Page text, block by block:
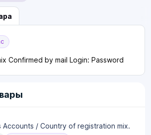
Confirmed by mail Login: Password
Accounts / Country of registration mix.